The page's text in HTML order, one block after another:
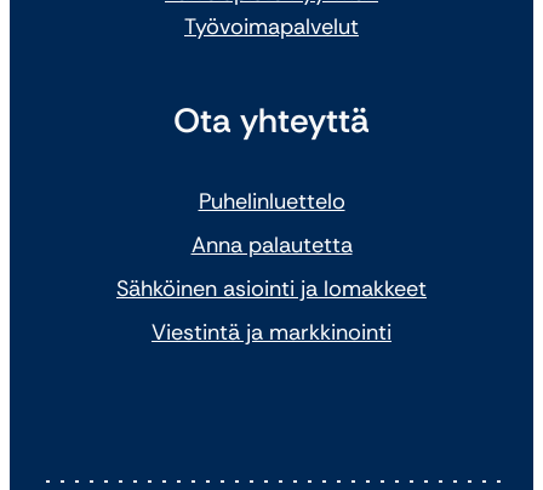
Työvoimapalvelut
Ota yhteyttä
Puhelinluettelo
Anna palautetta
Sähköinen asiointi ja lomakkeet
Viestintä ja markkinointi